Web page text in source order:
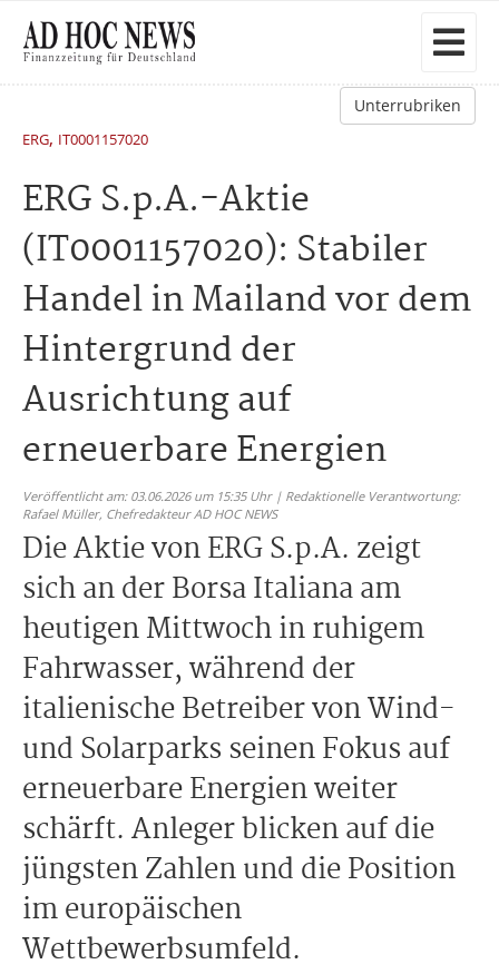
Unterrubriken
ERG, IT0001157020
ERG S.p.A.-Aktie
(IT0001157020): Stabiler
Handel in Mailand vor dem
Hintergrund der
Ausrichtung auf
erneuerbare Energien
Veröffentlicht am: 03.06.2026 um 15:35 Uhr | Redaktionelle Verantwortung:
Rafael Müller, Chefredakteur AD HOC NEWS
Die Aktie von ERG S.p.A. zeigt
sich an der Borsa Italiana am
heutigen Mittwoch in ruhigem
Fahrwasser, während der
italienische Betreiber von Wind-
und Solarparks seinen Fokus auf
erneuerbare Energien weiter
schärft. Anleger blicken auf die
jüngsten Zahlen und die Position
im europäischen
Wettbewerbsumfeld.